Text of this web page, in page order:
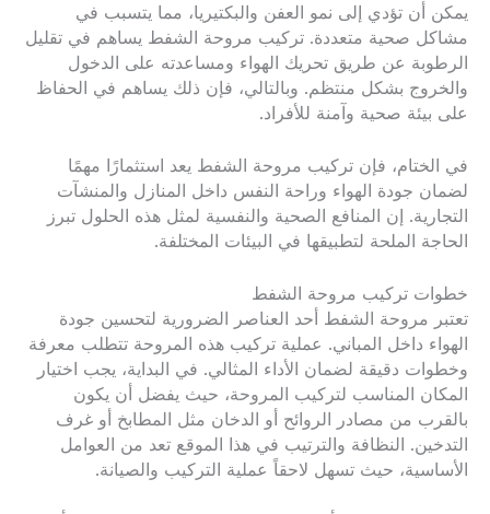
يمكن أن تؤدي إلى نمو العفن والبكتيريا، مما يتسبب في
مشاكل صحية متعددة. تركيب مروحة الشفط يساهم في تقليل
الرطوبة عن طريق تحريك الهواء ومساعدته على الدخول
والخروج بشكل منتظم. وبالتالي، فإن ذلك يساهم في الحفاظ
على بيئة صحية وآمنة للأفراد.
في الختام، فإن تركيب مروحة الشفط يعد استثمارًا مهمًا
لضمان جودة الهواء وراحة النفس داخل المنازل والمنشآت
التجارية. إن المنافع الصحية والنفسية لمثل هذه الحلول تبرز
الحاجة الملحة لتطبيقها في البيئات المختلفة.
خطوات تركيب مروحة الشفط
تعتبر مروحة الشفط أحد العناصر الضرورية لتحسين جودة
الهواء داخل المباني. عملية تركيب هذه المروحة تتطلب معرفة
وخطوات دقيقة لضمان الأداء المثالي. في البداية، يجب اختيار
المكان المناسب لتركيب المروحة، حيث يفضل أن يكون
بالقرب من مصادر الروائح أو الدخان مثل المطابخ أو غرف
التدخين. النظافة والترتيب في هذا الموقع تعد من العوامل
الأساسية، حيث تسهل لاحقاً عملية التركيب والصيانة.